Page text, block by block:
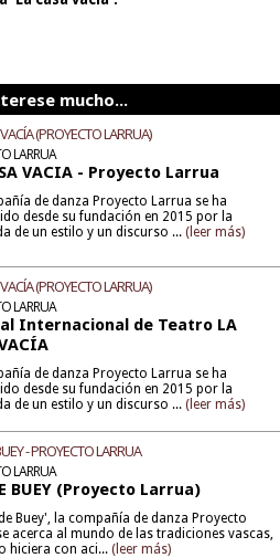
mucho...
(PROYECTO LARRUA)
LARRUA
VACIA - Proyecto Larrua
de danza Proyecto Larrua se ha
desde su fundación en 2015 por la
de un estilo y un discurso ...(leer más)
(PROYECTO LARRUA)
LARRUA
Internacional de Teatro LA
de danza Proyecto Larrua se ha
desde su fundación en 2015 por la
de un estilo y un discurso ...(leer más)
- PROYECTO LARRUA
LARRUA
BUEY (Proyecto Larrua)
Buey', la compañía de danza Proyecto
acerca al mundo de las tradiciones vascas,
hiciera con aci...(leer más)